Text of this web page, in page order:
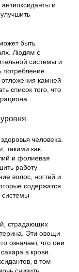
и
быть
Людям с
системы и
потребление
отложения камней
список того, что
человека.
такими как
и фолиевая
работу
волос, ногтей и
содержатся
системы
страдающих
Эти овощи
означает, что они
в крови.
в том